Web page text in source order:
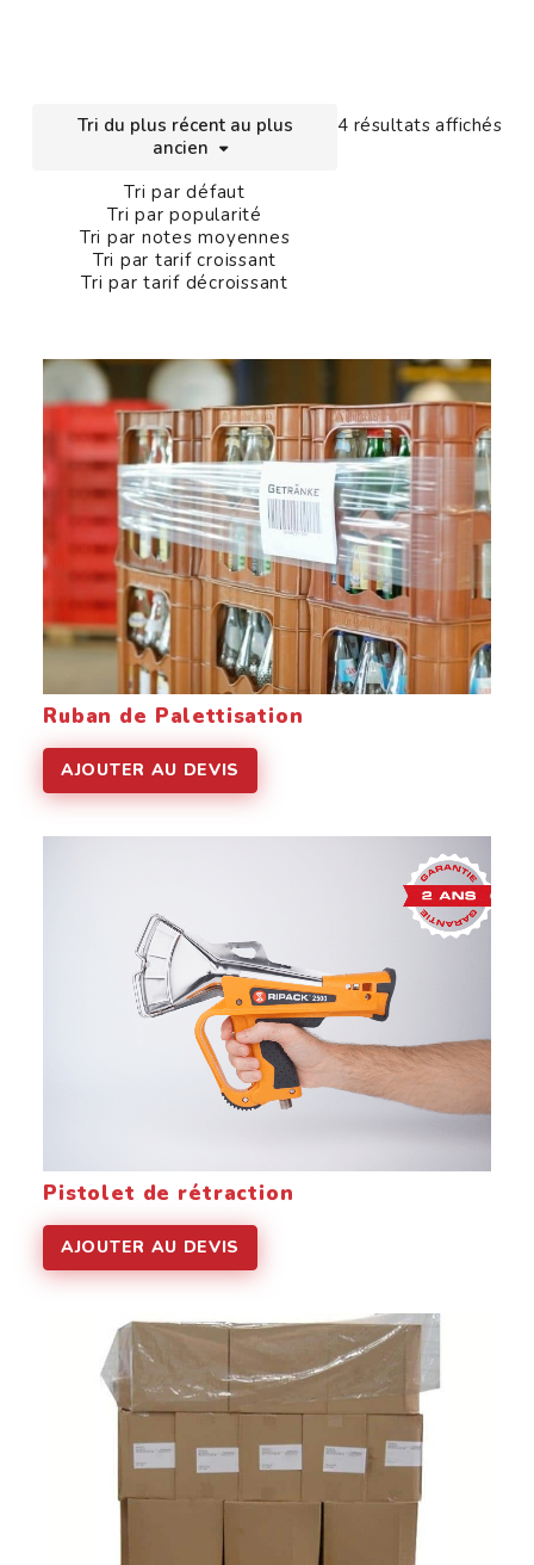
Tri du plus récent au plus
ancien
Tri par défaut
Tri par popularité
Tri par notes moyennes
Tri par tarif croissant
Tri par tarif décroissant
4 résultats affichés
Ruban de Palettisation
AJOUTER AU DEVIS
Pistolet de rétraction
AJOUTER AU DEVIS